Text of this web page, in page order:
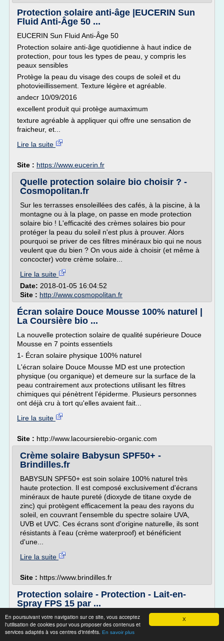
X
En poursuivant votre navigation sur ce site, vous acceptez
l'utilisation de cookies pour vous proposer des contenus et
services adaptés à vos centres d'intérêts. En savoir plus
Protection solaire anti-âge |EUCERIN Sun
Fluid Anti-Âge 50 ...
EUCERIN Sun Fluid Anti-Âge 50
Protection solaire anti-âge quotidienne à haut indice de
protection, pour tous les types de peau, y compris les
peaux sensibles
Protège la peau du visage des coups de soleil et du
photovieillissement. Texture légère et agréable.
andecr 10/09/2016
excellent produit qui protège aumaximum
texture agréable à appliquer qui offre une sensation de
fraicheur, et...
Lire la suite
Site : https://www.eucerin.fr
Quelle protection solaire bio choisir ? -
Cosmopolitan.fr
Sur les terrasses ensoleillées des cafés, à la piscine, à la
montagne ou à la plage, on passe en mode protection
solaire bio ! L'efficacité des crèmes solaires bio pour
protéger la peau du soleil n'est plus à prouver. Alors
pourquoi se priver de ces filtres minéraux bio qui ne nous
veulent que du bien ? On vous aide à choisir (et même à
concocter) votre crème solaire...
Lire la suite
Date: 2018-01-05 16:04:52
Site : http://www.cosmopolitan.fr
Écran solaire Douce Mousse 100% naturel |
La Coursière bio ...
La nouvelle protection solaire de qualité supérieure Douce
Mousse en 7 points essentiels
1- Écran solaire physique 100% naturel
L'écran solaire Douce Mousse MD est une protection
physique (ou organique) et demeure sur la surface de la
peau contrairement aux protections utilisant les filtres
chimiques qui pénètrent l'épiderme. Plusieurs personnes
ont déjà cru à tort qu'elles avaient fait...
Lire la suite
Site : http://www.lacoursierebio-organic.com
Crème solaire Babysun SPF50+ -
Brindilles.fr
BABYSUN SPF50+ est soin solaire 100% naturel très
haute protection. Il est composé exclusivement d'écrans
minéraux de haute pureté (dioxyde de titane oxyde de
zinc) qui protègent efficacement la peau des rayons du
soleil, en couvrant l'ensemble du spectre solaire UVA,
UVB et UVC. Ces écrans sont d'origine naturelle, ils sont
résistants à l'eau (crème waterproof) et bénéficient
d'une...
Lire la suite
Site : https://www.brindilles.fr
Protection solaire - Protection - Lait-en-
Spray FPS 15 par ...
Error
Descriptif produit